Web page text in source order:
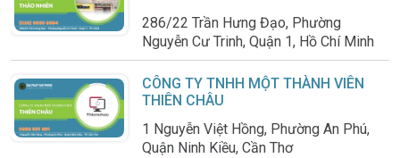
286/22 Trần Hưng Đạo, Phường
Nguyễn Cư Trinh, Quận 1, Hồ Chí Minh
CÔNG TY TNHH MỘT THÀNH VIÊN
THIÊN CHÂU
1 Nguyễn Việt Hồng, Phường An Phú,
Quận Ninh Kiều, Cần Thơ